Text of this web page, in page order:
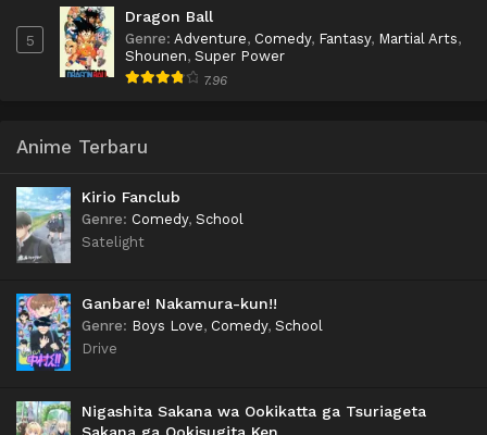
5
Dragon Ball
Genre: Adventure, Comedy, Fantasy, Martial Arts,
Shounen, Super Power
7.96
Anime Terbaru
Kirio Fanclub
Genre: Comedy, School
Satelight
Ganbare! Nakamura-kun!!
Genre: Boys Love, Comedy, School
Drive
Nigashita Sakana wa Ookikatta ga Tsuriageta